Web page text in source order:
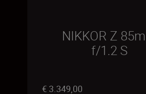
NIKKOR Z
f/1.2 S
€ 3.349,00